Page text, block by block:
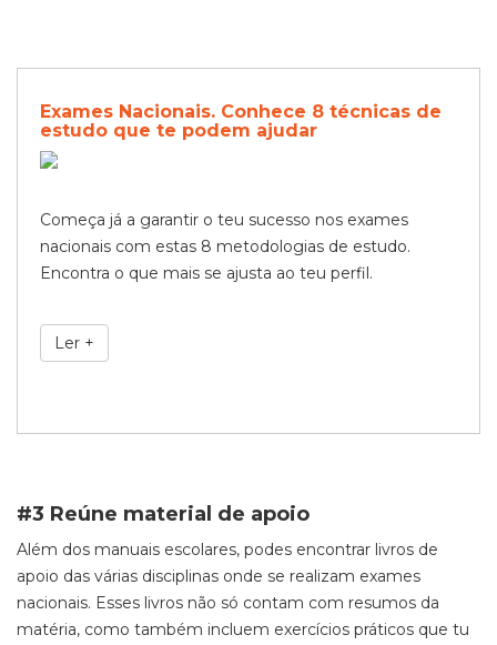
Exames Nacionais. Conhece 8 técnicas de
estudo que te podem ajudar
Começa já a garantir o teu sucesso nos exames
nacionais com estas 8 metodologias de estudo.
Encontra o que mais se ajusta ao teu perfil.
Ler +
#3 Reúne material de apoio
Além dos manuais escolares, podes encontrar livros de
apoio das várias disciplinas onde se realizam exames
nacionais. Esses livros não só contam com resumos da
matéria, como também incluem exercícios práticos que tu